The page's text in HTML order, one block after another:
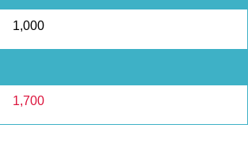
1,000
1,700